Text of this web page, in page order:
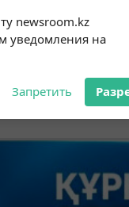
newsroom.kz
уведомления на
Запретить
click on 26°C
Елорда